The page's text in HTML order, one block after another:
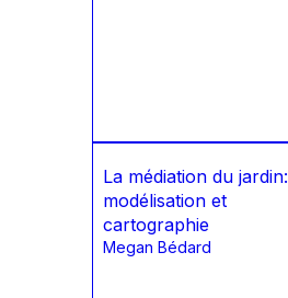
La médiation du jardin:
modélisation et
cartographie
Megan Bédard